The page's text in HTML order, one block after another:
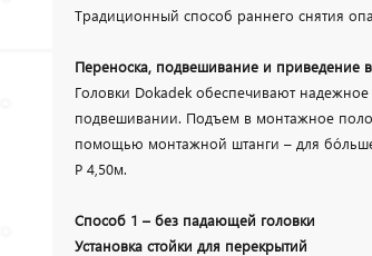
Традиционный способ раннего снятия
Переноска, подвешивание и
Головки Dokadek обеспечивают
подвешивании. Подъем в монтажное
помощью монтажной штанги – для
P 4,50м.
Способ 1 – без падающей головки
Установка стойки для перекрытий